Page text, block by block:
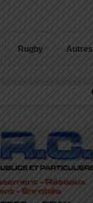
Rugby Autres